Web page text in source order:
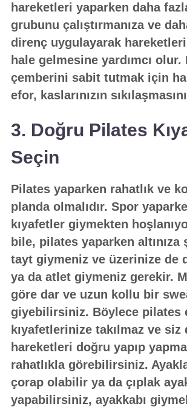
hareketleri yaparken daha
grubunu çalıştırmanıza ve
direnç uygulayarak
hale gelmesine yardımcı olur.
çemberini sabit tutmak için
efor, kaslarınızın
3. Doğru Pilates
Seçin
Pilates yaparken rahatlık ve
planda olmalıdır. Spor
kıyafetler giymekten
bile, pilates yaparken altınıza
tayt giymeniz ve üzerinize de
ya da atlet giymeniz gerekir.
göre dar ve uzun kollu bir
giyebilirsiniz. Böylece pilates
kıyafetlerinize takılmaz ve siz
hareketleri doğru yapıp
rahatlıkla görebilirsiniz.
çorap olabilir ya da çıplak
yapabilirsiniz, ayakkabı